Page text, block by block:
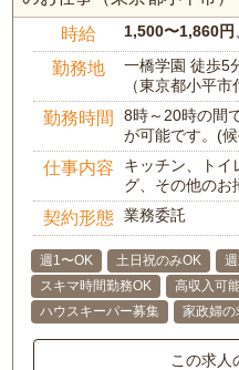
時給 1,500〜1,860円
勤務地
一橋学園 徒歩5
（東京都小平市
勤務時間
8時～20時の間
が可能です。(
仕事内容
キッチン、トイ
グ、その他のお
契約形態 業務委託
週1〜OK 土日祝のみOK
スキマ時間勤務OK
高収入可
ハウスキーパー募集
家政婦の
この求人